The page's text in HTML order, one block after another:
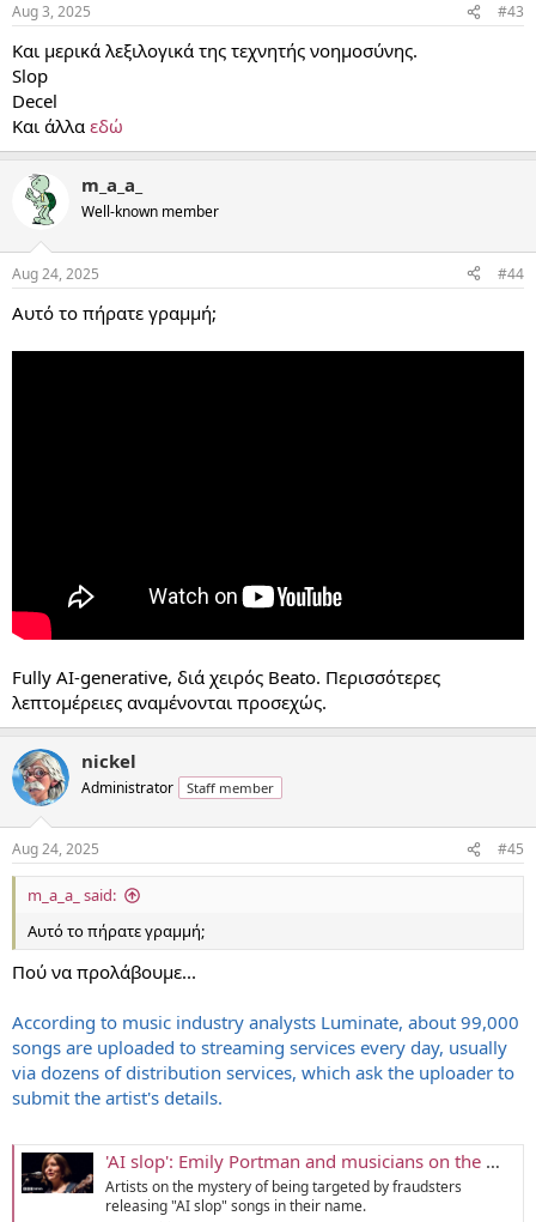
Aug 3, 2025 #43
Και μερικά λεξιλογικά της τεχνητής νοημοσύνης.
Slop
Decel
Και άλλα εδώ
m_a_a_
Well-known member
Aug 24, 2025 #44
Αυτό το πήρατε γραμμή;
Fully AI-generative, διά χειρός Beato. Περισσότερες
λεπτομέρειες αναμένονται προσεχώς.
nickel
Administrator Staff member
Aug 24, 2025 #45
m_a_a_ said:
Αυτό το πήρατε γραμμή;
Πού να προλάβουμε...
According to music industry analysts Luminate, about 99,000
songs are uploaded to streaming services every day, usually
via dozens of distribution services, which ask the uploader to
submit the artist's details.
'AI slop': Emily Portman and musicians on the mystery of fraudsters releasing songs in their name
Artists on the mystery of being targeted by fraudsters
releasing "AI slop" songs in their name.